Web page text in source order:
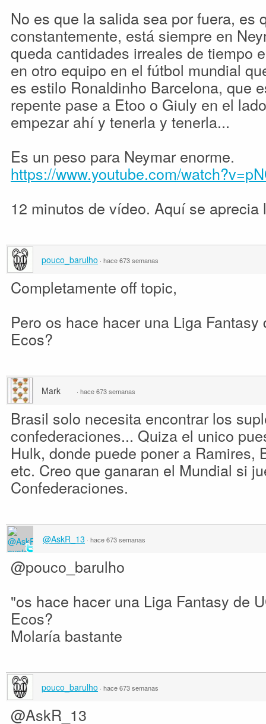
No es que la salida sea por fuera, es
constantemente, está siempre en
queda cantidades irreales de tiempo
en otro equipo en el fútbol mundial
es estilo Ronaldinho Barcelona, que
repente pase a Etoo o Giuly en el
empezar ahí y tenerla y tenerla...
Es un peso para Neymar enorme.
https://www.youtube.com/
12 minutos de vídeo. Aquí se aprecia
pouco_barulho · hace 673 semanas
Completamente off topic,
Pero os hace hacer una Liga
Ecos?
Mark · hace 673 semanas
Brasil solo necesita encontrar los
confederaciones... Quiza el unico
Hulk, donde puede poner a Ramires,
etc. Creo que ganaran el Mundial si
Confederaciones.
@AskR_13 · hace 673 semanas
@pouco_barulho
"os hace hacer una Liga Fantasy de
Ecos?
Molaría bastante
pouco_barulho · hace 673 semanas
@AskR_13